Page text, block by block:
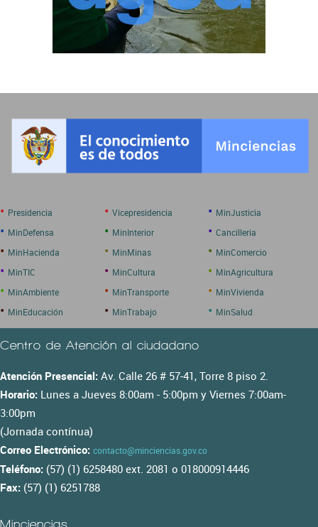
• Presidencia • Vicepresidencia • MinJusticia
• MinDefensa • MinInterior • Cancilleria
• MinHacienda • MinMinas • MinComercio
• MinTIC • MinCultura • MinAgricultura
• MinAmbiente • MinTransporte • MinVivienda
• MinEducación • MinTrabajo • MinSalud
Centro de Atención al ciudadano
Atención Presencial: Av. Calle 26 # 57-41, Torre 8 piso 2.
Horario: Lunes a Jueves 8:00am - 5:00pm y Viernes 7:00am-
3:00pm
(Jornada contínua)
Correo Electrónico: contacto@minciencias.gov.co
Teléfono: (57) (1) 6258480 ext. 2081 o 018000914446
Fax: (57) (1) 6251788